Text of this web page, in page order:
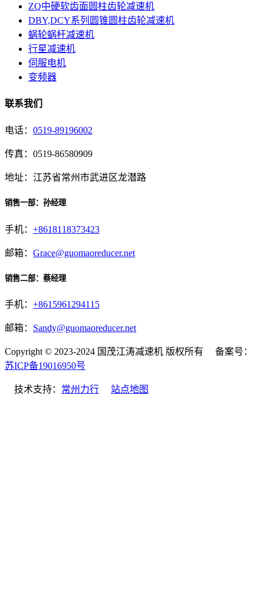
ZQ中硬软齿面圆柱齿轮减速机
DBY,DCY系列圆锥圆柱齿轮减速机
蜗轮蜗杆减速机
行星减速机
伺服电机
变频器
联系我们
电话： 0519-89196002
传真：0519-86580909
地址：江苏省常州市武进区龙潜路
销售一部：孙经理
手机： +8618118373423
邮箱： Grace@guomaoreducer.net
销售二部：蔡经理
手机： +8615961294115
邮箱： Sandy@guomaoreducer.net
Copyright © 2023-2024 国茂江涛减速机 版权所有 备案号：
苏ICP备19016950号
技术支持： 常州力行 站点地图